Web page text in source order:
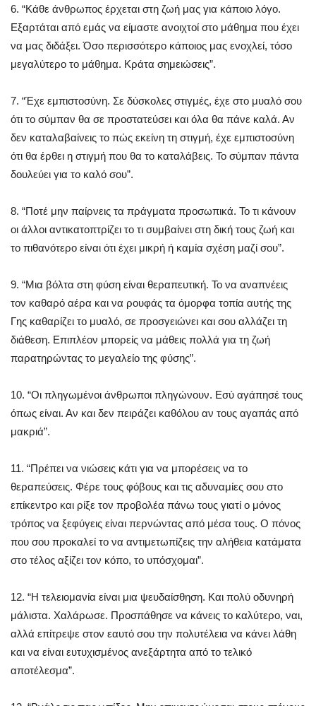
6. “Κάθε άνθρωπος έρχεται στη ζωή μας για κάποιο λόγο.
Εξαρτάται από εμάς να είμαστε ανοιχτοί στο μάθημα που έχει
να μας διδάξει. Όσο περισσότερο κάποιος μας ενοχλεί, τόσο
μεγαλύτερο το μάθημα. Κράτα σημειώσεις”.
7. “Έχε εμπιστοσύνη. Σε δύσκολες στιγμές, έχε στο μυαλό σου
ότι το σύμπαν θα σε προστατεύσει και όλα θα πάνε καλά. Αν
δεν καταλαβαίνεις το πώς εκείνη τη στιγμή, έχε εμπιστοσύνη
ότι θα έρθει η στιγμή που θα το καταλάβεις. Το σύμπαν πάντα
δουλεύει για το καλό σου”.
8. “Ποτέ μην παίρνεις τα πράγματα προσωπικά. Το τι κάνουν
οι άλλοι αντικατοπτρίζει το τι συμβαίνει στη δική τους ζωή και
το πιθανότερο είναι ότι έχει μικρή ή καμία σχέση μαζί σου”.
9. “Μια βόλτα στη φύση είναι θεραπευτική. Το να αναπνέεις
τον καθαρό αέρα και να ρουφάς τα όμορφα τοπία αυτής της
Γης καθαρίζει το μυαλό, σε προσγειώνει και σου αλλάζει τη
διάθεση. Επιπλέον μπορείς να μάθεις πολλά για τη ζωή
παρατηρώντας το μεγαλείο της φύσης”.
10. “Οι πληγωμένοι άνθρωποι πληγώνουν. Εσύ αγάπησέ τους
όπως είναι. Αν και δεν πειράζει καθόλου αν τους αγαπάς από
μακριά”.
11. “Πρέπει να νιώσεις κάτι για να μπορέσεις να το
θεραπεύσεις. Φέρε τους φόβους και τις αδυναμίες σου στο
επίκεντρο και ρίξε τον προβολέα πάνω τους γιατί ο μόνος
τρόπος να ξεφύγεις είναι περνώντας από μέσα τους. Ο πόνος
που σου προκαλεί το να αντιμετωπίζεις την αλήθεια κατάματα
στο τέλος αξίζει τον κόπο, το υπόσχομαι”.
12. “Η τελειομανία είναι μια ψευδαίσθηση. Και πολύ οδυνηρή
μάλιστα. Χαλάρωσε. Προσπάθησε να κάνεις το καλύτερο, ναι,
αλλά επίτρεψε στον εαυτό σου την πολυτέλεια να κάνει λάθη
και να είναι ευτυχισμένος ανεξάρτητα από το τελικό
αποτέλεσμα”.